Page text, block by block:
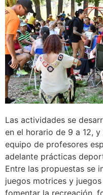
Las actividades se
en el horario de 9 a 12,
equipo de profesores
adelante prácticas
Entre las propuestas se
juegos motrices y